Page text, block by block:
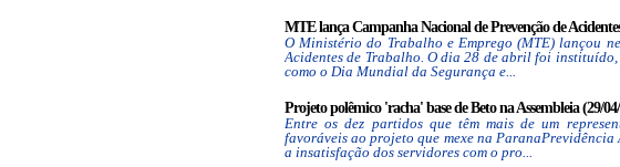
MTE lança Campanha Nacional de Prevenção de
O Ministério do Trabalho e Emprego (MTE) lançou
Acidentes de Trabalho. O dia 28 de abril foi
como o Dia Mundial da Segurança e...
Projeto polêmico 'racha' base de Beto na Assembleia (29/
Entre os dez partidos que têm mais de um
favoráveis ao projeto que mexe na
a insatisfação dos servidores com o pro...